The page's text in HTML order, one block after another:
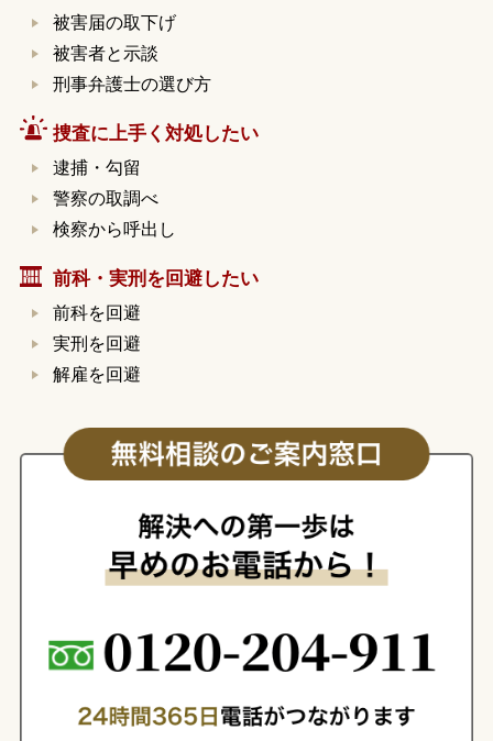
被害届の取下げ
被害者と示談
刑事弁護士の選び方
捜査に上手く対処したい
逮捕・勾留
警察の取調べ
検察から呼出し
前科・実刑を回避したい
前科を回避
実刑を回避
解雇を回避